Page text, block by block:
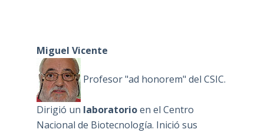
Miguel Vicente
Profesor "ad honorem" del CSIC.
Dirigió un laboratorioen el Centro
Nacional de Biotecnología. Inició sus